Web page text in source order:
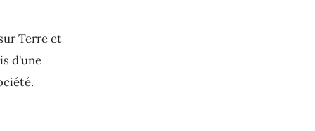
Terre et
d'une